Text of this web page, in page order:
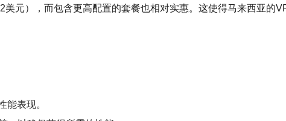
元），而包含更高配置的套餐也相对实惠。这使得马来西亚的
能表现。